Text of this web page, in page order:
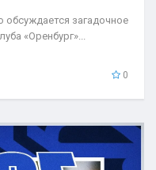
загадочное
«Оренбург»...
0